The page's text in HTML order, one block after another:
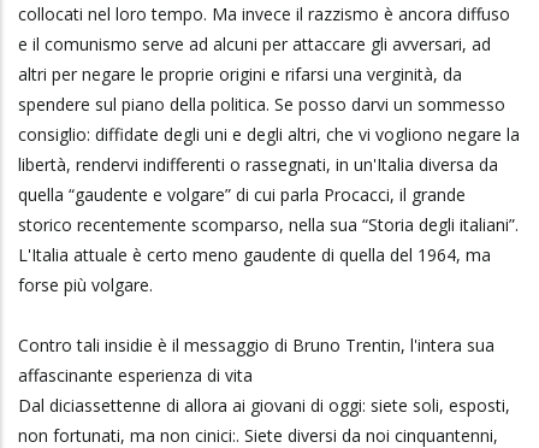
collocati nel loro tempo. Ma invece il razzismo è ancora diffuso
e il comunismo serve ad alcuni per attaccare gli avversari, ad
altri per negare le proprie origini e rifarsi una verginità, da
spendere sul piano della politica. Se posso darvi un sommesso
consiglio: diffidate degli uni e degli altri, che vi vogliono negare la
libertà, rendervi indifferenti o rassegnati, in un'Italia diversa da
quella “gaudente e volgare” di cui parla Procacci, il grande
storico recentemente scomparso, nella sua “Storia degli italiani”.
L'Italia attuale è certo meno gaudente di quella del 1964, ma
forse più volgare.
Contro tali insidie è il messaggio di Bruno Trentin, l'intera sua
affascinante esperienza di vita
Dal diciassettenne di allora ai giovani di oggi: siete soli, esposti,
non fortunati, ma non cinici:. Siete diversi da noi cinquantenni,